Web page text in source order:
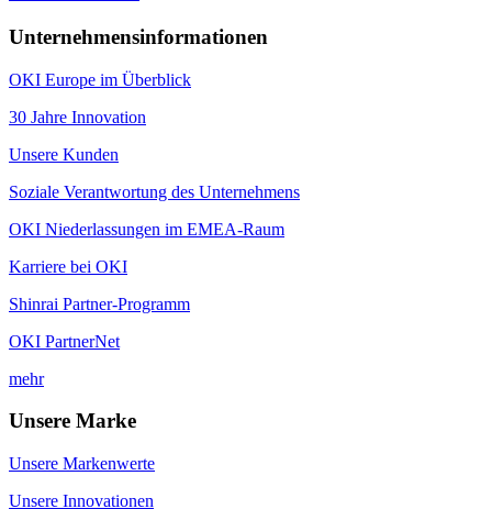
Unternehmensinformationen
OKI Europe im Überblick
30 Jahre Innovation
Unsere Kunden
Soziale Verantwortung des Unternehmens
OKI Niederlassungen im EMEA-Raum
Karriere bei OKI
Shinrai Partner-Programm
OKI PartnerNet
mehr
Unsere Marke
Unsere Markenwerte
Unsere Innovationen